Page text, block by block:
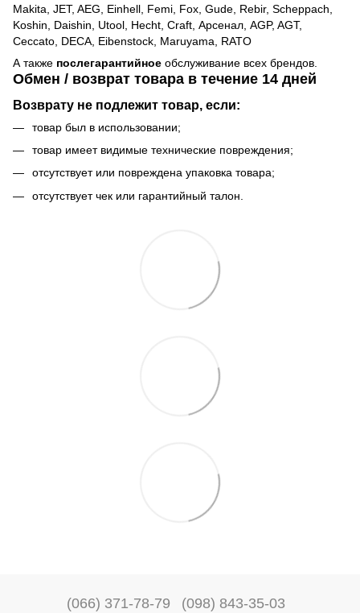
Makita, JET, AEG, Einhell, Femi, Fox, Gude, Rebir, Scheppach,
Koshin, Daishin, Utool, Hecht, Craft, Арсенал, AGP, AGT,
Ceccato, DECA, Eibenstock, Maruyama, RATO
А также послегарантийное обслуживание всех брендов.
Обмен / возврат товара в течение 14 дней
Возврату не подлежит товар, если:
товар был в использовании;
товар имеет видимые технические повреждения;
отсутствует или повреждена упаковка товара;
отсутствует чек или гарантийный талон.
(066) 371-78-79 (098) 843-35-03